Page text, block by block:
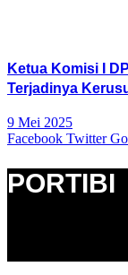
Ketua Komisi I
Terjadinya
9 Mei 2025
Facebook Twitter
PORTIBI